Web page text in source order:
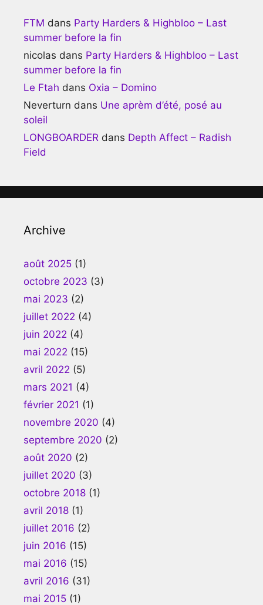
FTM dans Party Harders & Highbloo – Last
summer before la fin
nicolas dans Party Harders & Highbloo – Last
summer before la fin
Le Ftah dans Oxia – Domino
Neverturn dans Une aprèm d’été, posé au
soleil
LONGBOARDER dans Depth Affect – Radish
Field
Archive
août 2025 (1)
octobre 2023 (3)
mai 2023 (2)
juillet 2022 (4)
juin 2022 (4)
mai 2022 (15)
avril 2022 (5)
mars 2021 (4)
février 2021 (1)
novembre 2020 (4)
septembre 2020 (2)
août 2020 (2)
juillet 2020 (3)
octobre 2018 (1)
avril 2018 (1)
juillet 2016 (2)
juin 2016 (15)
mai 2016 (15)
avril 2016 (31)
mai 2015 (1)